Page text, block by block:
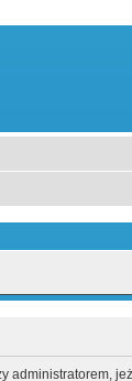
administratorem,